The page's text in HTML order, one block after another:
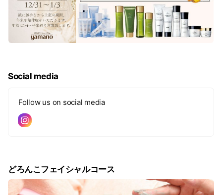
Social media
Follow us on social media
どろんこフェイシャルコース